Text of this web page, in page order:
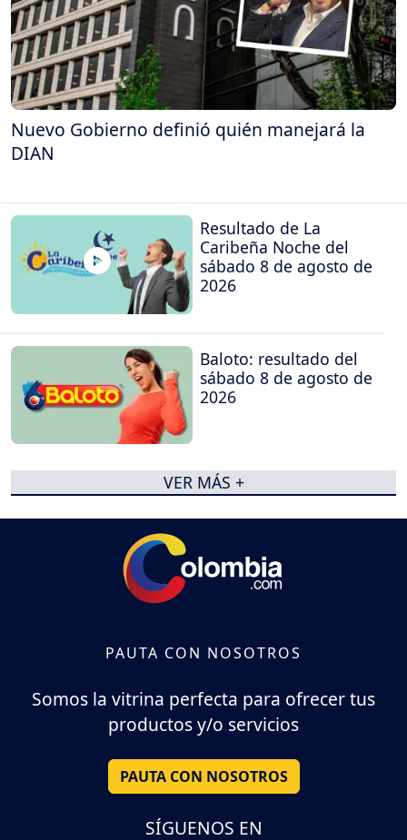
Nuevo Gobierno definió quién manejará la
DIAN
Resultado de La
Caribeña Noche del
sábado 8 de agosto de
2026
Baloto: resultado del
sábado 8 de agosto de
2026
VER MÁS +
PAUTA CON NOSOTROS
Somos la vitrina perfecta para ofrecer tus
productos y/o servicios
PAUTA CON NOSOTROS
SÍGUENOS EN